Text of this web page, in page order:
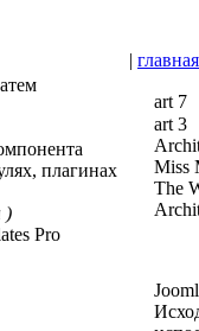
плагинах
)
Pro
| главная
art 7
art 3
Miss
The